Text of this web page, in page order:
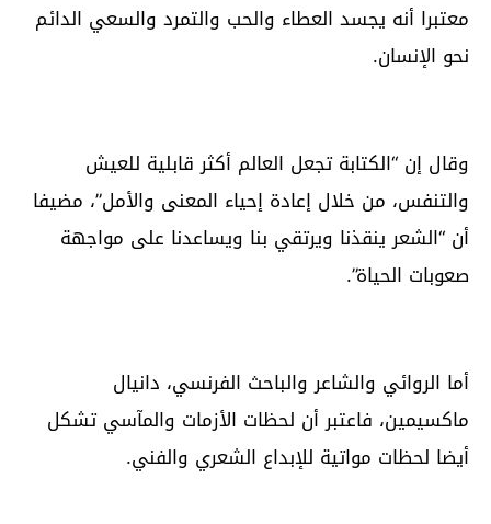
معتبرا أنه يجسد العطاء والحب والتمرد والسعي الدائم
نحو الإنسان.
وقال إن “الكتابة تجعل العالم أكثر قابلية للعيش
والتنفس، من خلال إعادة إحياء المعنى والأمل”، مضيفا
أن “الشعر ينقذنا ويرتقي بنا ويساعدنا على مواجهة
صعوبات الحياة”.
أما الروائي والشاعر والباحث الفرنسي، دانيال
ماكسيمين، فاعتبر أن لحظات الأزمات والمآسي تشكل
أيضا لحظات مواتية للإبداع الشعري والفني.